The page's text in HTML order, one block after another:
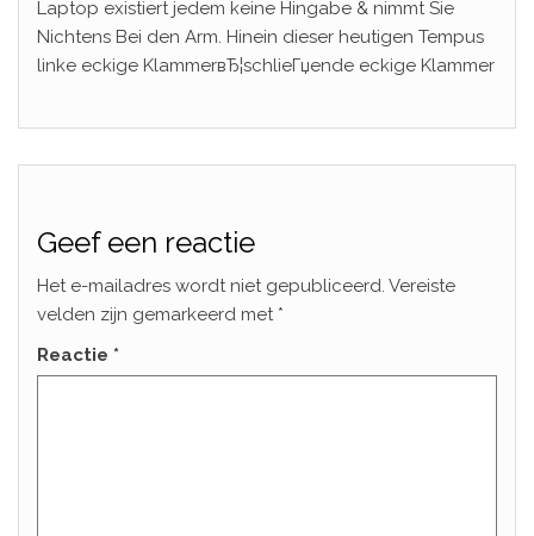
Laptop existiert jedem keine Hingabe & nimmt Sie
Nichtens Bei den Arm. Hinein dieser heutigen Tempus
linke eckige KlammerвЂ¦schlieГџende eckige Klammer
Geef een reactie
Het e-mailadres wordt niet gepubliceerd. Vereiste
velden zijn gemarkeerd met *
Reactie *